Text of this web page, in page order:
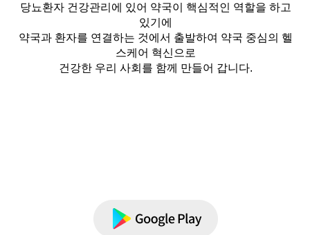
당뇨환자 건강관리에 있어 약국이 핵심적인 역할을 하고
있기에
약국과 환자를 연결하는 것에서 출발하여 약국 중심의 헬
스케어 혁신으로
건강한 우리 사회를 함께 만들어 갑니다.